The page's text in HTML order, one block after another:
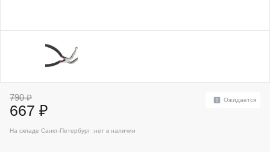
790 ₽
667 ₽
Ожидается
На складе Санкт-Петербург :нет в наличии